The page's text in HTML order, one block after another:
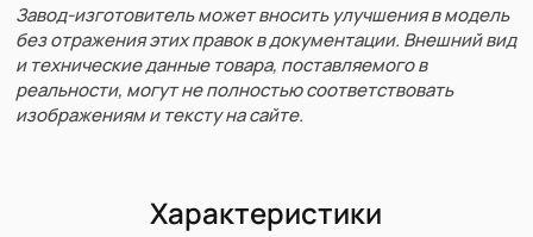
Завод-изготовитель может вносить улучшения в модель
без отражения этих правок в документации. Внешний вид
и технические данные товара, поставляемого в
реальности, могут не полностью соответствовать
изображениям и тексту на сайте.
Характеристики